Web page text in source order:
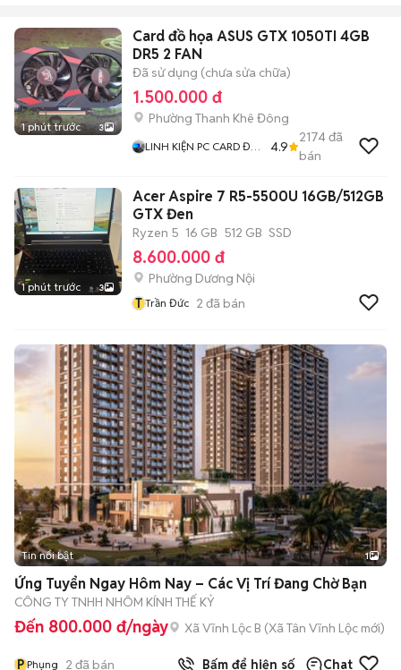
1 phút trước 3
Card đồ họa ASUS GTX 1050TI 4GB
DR5 2 FAN
Đã sử dụng (chưa sửa chữa)
1.500.000 đ
Phường Thanh Khê Đông
LINH KIỆN PC CARD ĐỒ
4.9
2174đã
bán
1 phút trước 3
Acer Aspire 7 R5-5500U 16GB/512GB
GTX Đen
Ryzen 5 16 GB 512 GB SSD
8.600.000 đ
Phường Dương Nội
T Trần Đức 2 đã bán
Tin nổi bật 1
Ứng Tuyển Ngay Hôm Nay – Các Vị Trí Đang Chờ Bạn
CÔNG TY TNHH NHÔM KÍNH THẾ KỶ
Đến 800.000 đ/ngày Xã Vĩnh Lộc B (Xã Tân Vĩnh Lộc mới)
P Phụng 2 đã bán Bấm để hiện số Chat